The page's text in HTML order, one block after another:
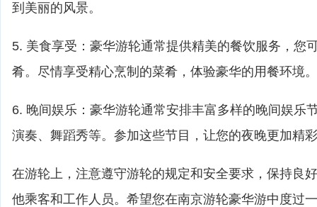
到美丽的风景。
5. 美食享受：豪华游轮通常提供精美的餐饮服务，您
肴。尽情享受精心烹制的菜肴，体验豪华的用餐环境。
6. 晚间娱乐：豪华游轮通常安排丰富多样的晚间娱乐
演奏、舞蹈秀等。参加这些节目，让您的夜晚更加精
在游轮上，注意遵守游轮的规定和安全要求，保持良
他乘客和工作人员。希望您在南京游轮豪华游中度过